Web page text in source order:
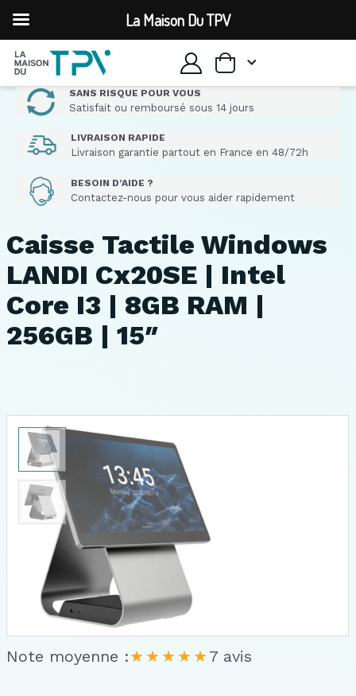
SANS RISQUE POUR VOUS
Satisfait ou remboursé sous 14 jours
LIVRAISON RAPIDE
Livraison garantie partout en France en 48/72h
BESOIN D’AIDE ?
Contactez-nous pour vous aider rapidement
Caisse Tactile Windows
LANDI Cx20SE | Intel
Core I3 | 8GB RAM |
256GB | 15″
Note moyenne :★★★★★7 avis
La Maison Du TPV